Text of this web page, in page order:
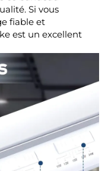
Si vous
fiable et
est un excellent